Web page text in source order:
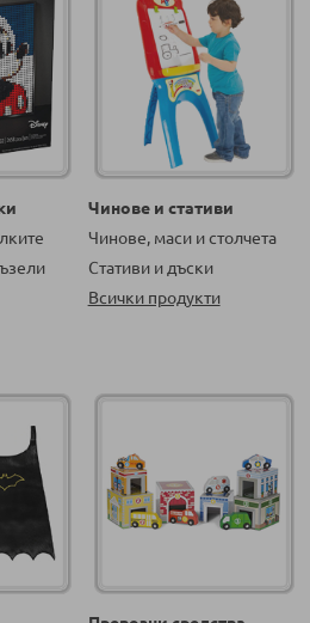
Чинове и стативи
Чинове, маси и столчета
Стативи и дъски
Всички продукти